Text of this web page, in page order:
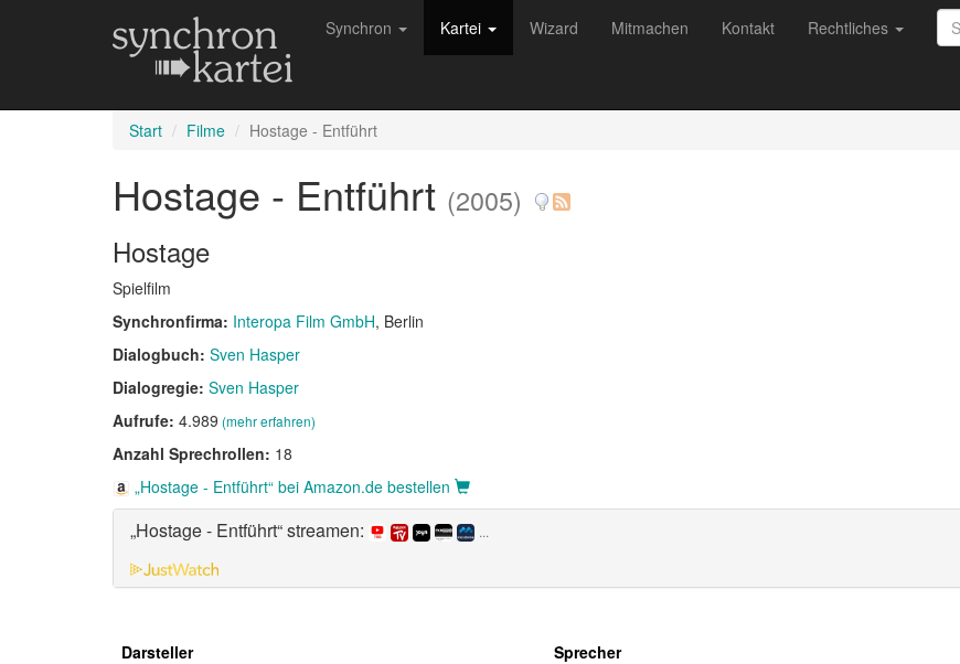
Synchron Kartei Wizard Mitmachen Kontakt Rechtliches
Start Filme Hostage - Entführt
Hostage - Entführt (2005)
Hostage
Spielfilm
Synchronfirma: Interopa Film GmbH, Berlin
Dialogbuch: Sven Hasper
Dialogregie: Sven Hasper
Aufrufe: 4.989 (mehr erfahren)
Anzahl Sprechrollen: 18
„Hostage - Entführt“ bei Amazon.de bestellen
„Hostage - Entführt“ streamen: ...
Darsteller Sprecher